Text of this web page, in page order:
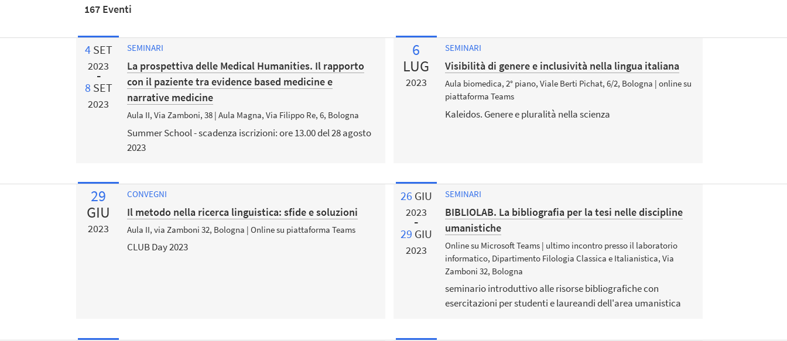
167 Eventi
4 SET
2023
8 SET
2023
SEMINARI
La prospettiva delle Medical Humanities. Il rapporto
con il paziente tra evidence based medicine e
narrative medicine
Aula II, Via Zamboni, 38 | Aula Magna, Via Filippo Re, 6, Bologna
Summer School - scadenza iscrizioni: ore 13.00 del 28 agosto
2023
6
LUG
2023
SEMINARI
Visibilità di genere e inclusività nella lingua italiana
Aula biomedica, 2° piano, Viale Berti Pichat, 6/2, Bologna | online su
piattaforma Teams
Kaleidos. Genere e pluralità nella scienza
29
GIU
2023
CONVEGNI
Il metodo nella ricerca linguistica: sfide e soluzioni
Aula II, via Zamboni 32, Bologna | Online su piattaforma Teams
CLUB Day 2023
26 GIU
2023
29 GIU
2023
SEMINARI
BIBLIOLAB. La bibliografia per la tesi nelle discipline
umanistiche
Online su Microsoft Teams | ultimo incontro presso il laboratorio
informatico, Dipartimento Filologia Classica e Italianistica, Via
Zamboni 32, Bologna
seminario introduttivo alle risorse bibliografiche con
esercitazioni per studenti e laureandi dell'area umanistica